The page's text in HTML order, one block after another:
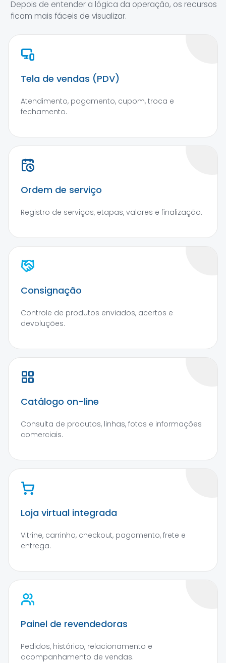
Depois de entender a lógica da operação, os recursos
ficam mais fáceis de visualizar.
Tela de vendas (PDV)
Atendimento, pagamento, cupom, troca e
fechamento.
Ordem de serviço
Registro de serviços, etapas, valores e finalização.
Consignação
Controle de produtos enviados, acertos e
devoluções.
Catálogo on-line
Consulta de produtos, linhas, fotos e informações
comerciais.
Loja virtual integrada
Vitrine, carrinho, checkout, pagamento, frete e
entrega.
Painel de revendedoras
Pedidos, histórico, relacionamento e
acompanhamento de vendas.